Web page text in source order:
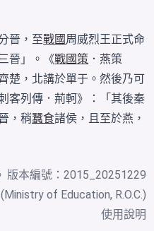
晉，至戰國周威烈王正式命
晉」。《戰國策 ．燕策
楚，北講於單于。然後乃可
客列傳．荊軻》：「其後秦
，稍蠶食諸侯，且至於燕，
版本編號：2015_20251229
of Education, R.O.C.)
使用說明